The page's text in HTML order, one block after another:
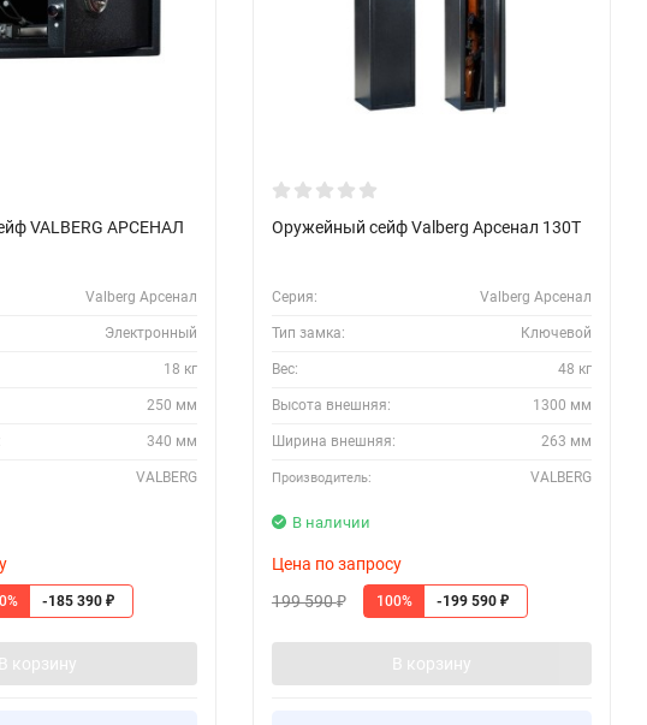
VALBERG АРСЕНАЛ
Valberg Арсенал
Электронный
18 кг
250 мм
340 мм
VALBERG
-185 390 ₽
В корзину
Оружейный сейф Valberg Арсенал 130Т
Серия: Valberg Арсенал
Тип замка: Ключевой
Вес: 48 кг
Высота внешняя: 1300 мм
Ширина внешняя: 263 мм
Производитель: VALBERG
В наличии
Цена по запросу
199 590₽ 100% -199 590 ₽
В корзину